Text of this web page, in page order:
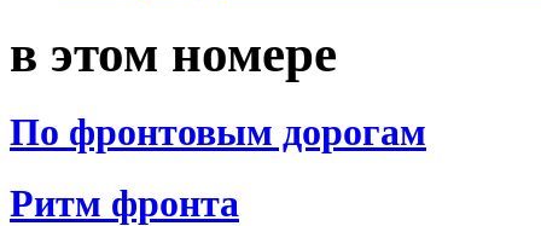
в этом номере
По фронтовым дорогам
Ритм фронта